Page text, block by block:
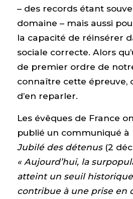
– des records étant
domaine – mais aussi
la capacité de réinsérer
sociale correcte. Alors
de premier ordre de
connaître cette épreuve,
d’en reparler.
Les évêques de France
publié un communiqué à
Jubilé des détenus (2
« Aujourd’hui, la
atteint un seuil historique
contribue à une prise en